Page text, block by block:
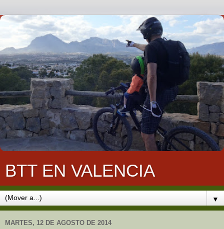
BTT EN VALENCIA
▼
MARTES, 12 DE AGOSTO DE 2014